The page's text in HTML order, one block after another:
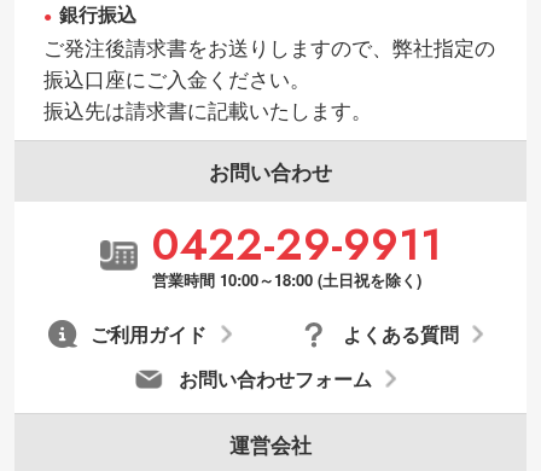
銀行振込
ご発注後請求書をお送りしますので、弊社指定の
振込口座にご入金ください。
振込先は請求書に記載いたします。
お問い合わせ
0422-29-9911
営業時間 10:00～18:00 (土日祝を除く)
お問い合わせフォーム
よくある質問
ご利用ガイド
運営会社